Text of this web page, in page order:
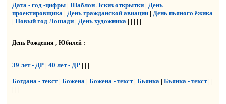
Дата - год -цифры | Шаблон Эскиз открытки | День
проектировщика | День гражданской авиации | День пьяного ёжика
| Новый год Лошади | День художника | | | | |
День Рождения , Юбилей :
39 лет - ДР | 40 лет - ДР | | |
Богдана - текст| Божена | Божена - текст| Бьянка | Бьянка - текст| |
| | |